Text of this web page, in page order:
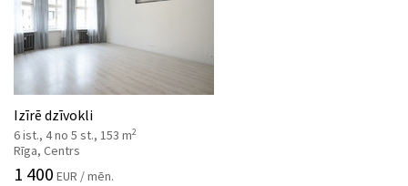
Izīrē dzīvokli
6 ist., 4 no 5 st., 153 m2
Rīga, Centrs
1 400 EUR / mēn.